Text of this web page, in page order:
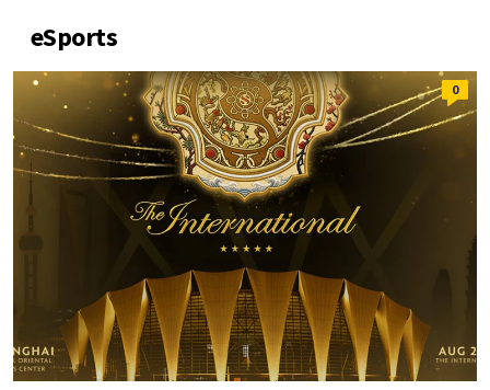
eSports
0